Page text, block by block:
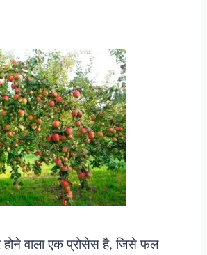
होने वाला एक प्रोसेस है, जिसे फल